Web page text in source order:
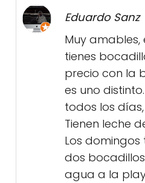
Eduardo Sanz
Muy
tienes
precio con la
es uno
todos los
Tienen leche
Los
dos
agua a la